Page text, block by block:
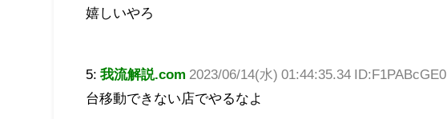
嬉しいやろ
5:我流解説.com 2023/06/14(水) 01:44:35.34 ID:F1PABcGE0
台移動できない店でやるなよ